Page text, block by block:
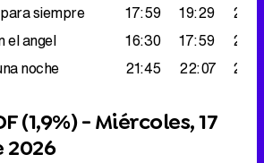
siempre
17:59 19:29
el angel
16:30 17:59
noche
21:45 22:07
(1,9%) - Miércoles, 17
2026